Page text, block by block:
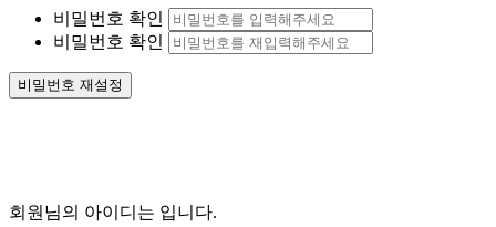
비밀번호 확인
비밀번호 확인
회원님의 아이디는 입니다.